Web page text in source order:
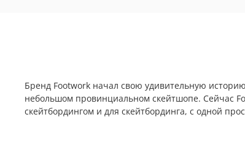
Бренд Footwork начал свою удивительную
небольшом провинциальном скейтшопе. Сейчас
скейтбордингом и для скейтбординга, с одной